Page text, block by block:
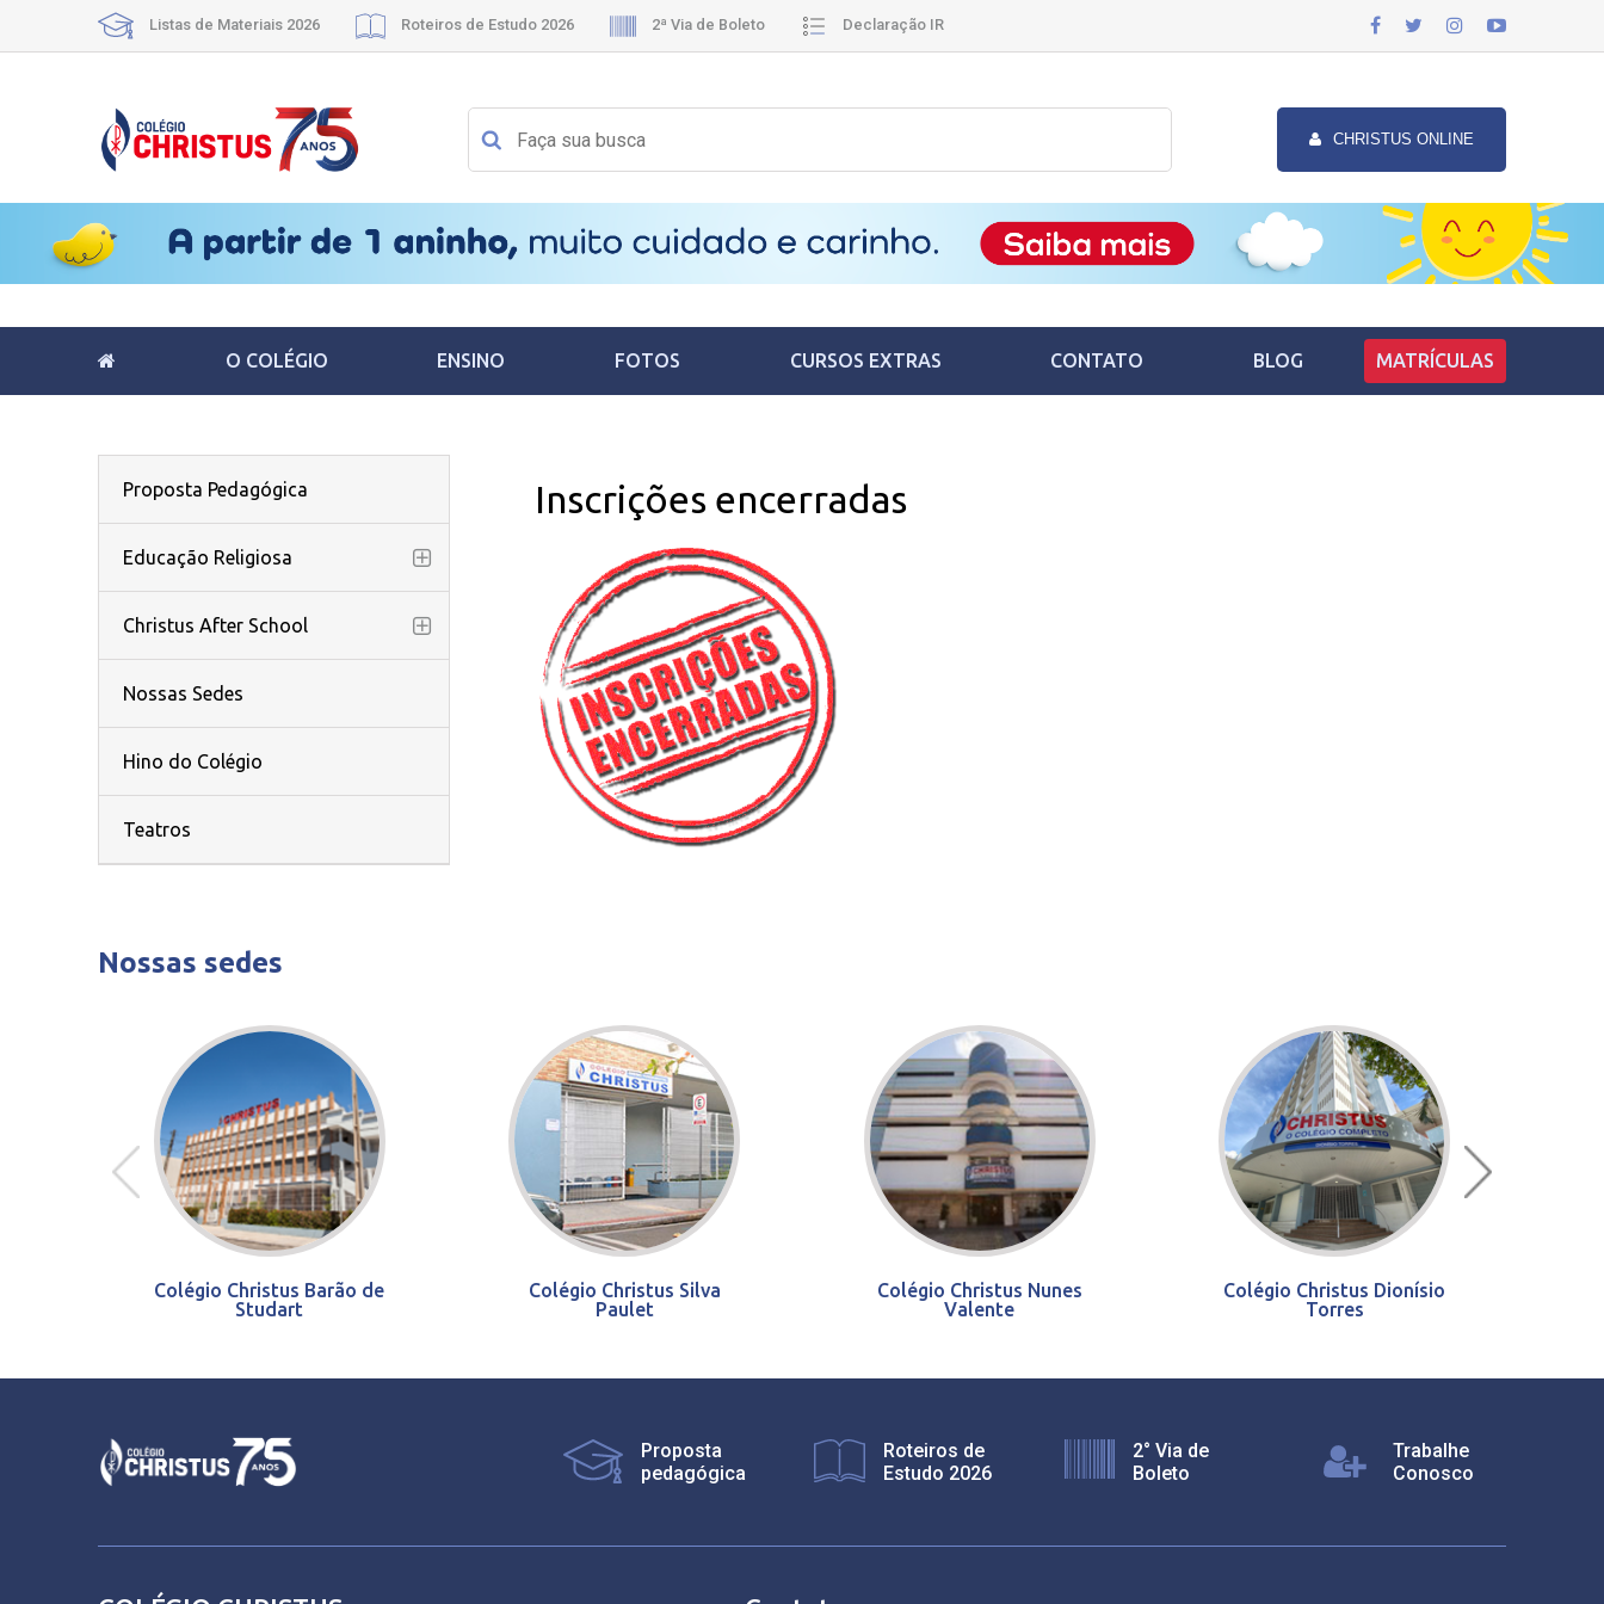
Listas de Materiais 2026 Roteiros de Estudo 2026 2ª Via de Boleto Declaração IR
CHRISTUS ONLINE
O COLÉGIO ENSINO FOTOS CURSOS EXTRAS CONTATO BLOG MATRÍCULAS
Proposta Pedagógica
Educação Religiosa
Christus After School
Nossas Sedes
Hino do Colégio
Teatros
Inscrições encerradas
Nossas sedes
Colégio Christus Barão de
Studart
Colégio Christus Silva
Paulet
Colégio Christus Nunes
Valente
Colégio Christus Dionísio
Torres
Proposta
pedagógica
Roteiros de
Estudo 2026
2° Via de
Boleto
Trabalhe
Conosco